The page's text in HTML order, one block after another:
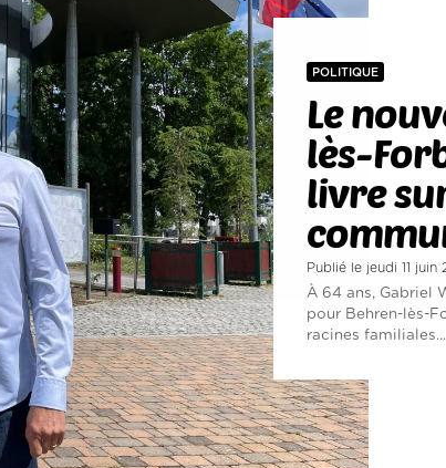
POLITIQUE
Le
lès-
livre
Publié le jeudi 11 juin
À 64 ans, Gabriel
pour Behren-lès-
racines familiales...